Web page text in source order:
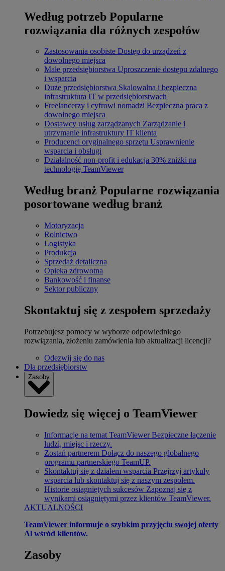
Według potrzeb Popularne
rozwiązania dla różnych zespołów
Zastosowania osobiste Dostęp do urządzeń z
dowolnego miejsca
Małe przedsiębiorstwa Uproszczenie dostępu zdalnego
i wsparcia
Duże przedsiębiorstwa Skalowalna i bezpieczna
infrastruktura IT w przedsiębiorstwach
Freelancerzy i cyfrowi nomadzi Bezpieczna praca z
dowolnego miejsca
Dostawcy usług zarządzanych Zarządzanie i
utrzymanie infrastruktury IT klienta
Producenci oryginalnego sprzętu Usprawnienie
wsparcia i obsługi
Działalność non-profit i edukacja 30% zniżki na
technologię TeamViewer
Według branż Popularne rozwiązania
posortowane według branż
Motoryzacja
Rolnictwo
Logistyka
Produkcja
Sprzedaż detaliczna
Opieka zdrowotna
Bankowość i finanse
Sektor publiczny
Skontaktuj się z zespołem sprzedaży
Potrzebujesz pomocy w wyborze odpowiedniego
rozwiązania, złożeniu zamówienia lub aktualizacji licencji?
Odezwij się do nas
Dla przedsiębiorstw
Zasoby
Dowiedz się więcej o TeamViewer
Informacje na temat TeamViewer Bezpieczne łączenie
ludzi, miejsc i rzeczy.
Zostań partnerem Dołącz do naszego globalnego
programu partnerskiego TeamUP.
Skontaktuj się z działem wsparcia Przejrzyj artykuły
wsparcia lub skontaktuj się z naszym zespołem.
Historie osiągniętych sukcesów Zapoznaj się z
wynikami osiągniętymi przez klientów TeamViewer.
AKTUALNOŚCI
TeamViewer informuje o szybkim przyjęciu swojej oferty
Al wśród klientów.
Zasoby